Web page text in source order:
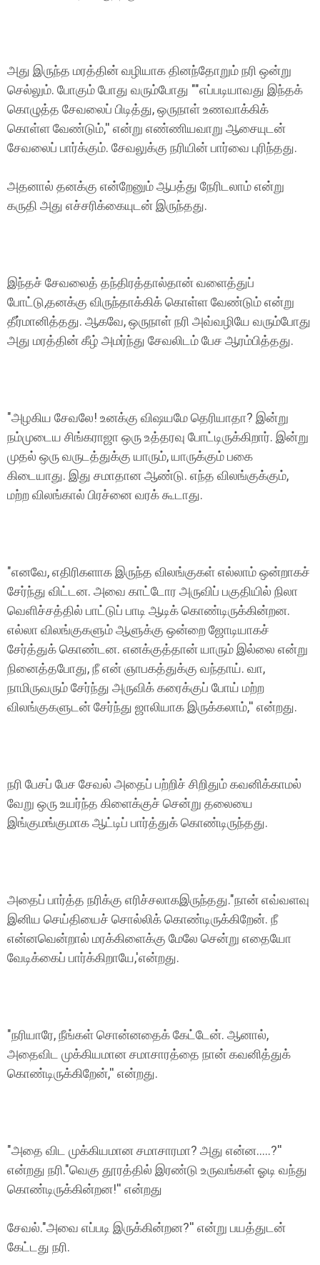
அது இருந்த மரத்தின் வழியாக தினந்தோறும் நரி ஒன்று
செல்லும். போகும் போது வரும்போது ""எப்படியாவது இந்தக்
கொழுத்த சேவலைப் பிடித்து, ஒருநாள் உணவாக்கிக்
கொள்ள வேண்டும்,'' என்று எண்ணியவாறு ஆசையுடன்
சேவலைப் பார்க்கும். சேவலுக்கு நரியின் பார்வை புரிந்தது.
அதனால் தனக்கு என்றேனும் ஆபத்து நேரிடலாம் என்று
கருதி அது எச்சரிக்கையுடன் இருந்தது.
இந்தச் சேவலைத் தந்திரத்தால்தான் வளைத்துப்
போட்டு,தனக்கு விருந்தாக்கிக் கொள்ள வேண்டும் என்று
தீர்மானித்தது. ஆகவே, ஒருநாள் நரி அவ்வழியே வரும்போது
அது மரத்தின் கீழ் அமர்ந்து சேவலிடம் பேச ஆரம்பித்தது.
"அழகிய சேவலே! உனக்கு விஷயமே தெரியாதா? இன்று
நம்முடைய சிங்கராஜா ஒரு உத்தரவு போட்டிருக்கிறார். இன்று
முதல் ஒரு வருடத்துக்கு யாரும், யாருக்கும் பகை
கிடையாது. இது சமாதான ஆண்டு. எந்த விலங்குக்கும்,
மற்ற விலங்கால் பிரச்னை வரக் கூடாது.
"எனவே, எதிரிகளாக இருந்த விலங்குகள் எல்லாம் ஒன்றாகச்
சேர்ந்து விட்டன. அவை காட்டோர அருவிப் பகுதியில் நிலா
வெளிச்சத்தில் பாட்டுப் பாடி ஆடிக் கொண்டிருக்கின்றன.
எல்லா விலங்குகளும் ஆளுக்கு ஒன்றை ஜோடியாகச்
சேர்த்துக் கொண்டன. எனக்குத்தான் யாரும் இல்லை என்று
நினைத்தபோது, நீ என் ஞாபகத்துக்கு வந்தாய். வா,
நாமிருவரும் சேர்ந்து அருவிக் கரைக்குப் போய் மற்ற
விலங்குகளுடன் சேர்ந்து ஜாலியாக இருக்கலாம்,'' என்றது.
நரி பேசப் பேச சேவல் அதைப் பற்றிச் சிறிதும் கவனிக்காமல்
வேறு ஒரு உயர்ந்த கிளைக்குச் சென்று தலையை
இங்குமங்குமாக ஆட்டிப் பார்த்துக் கொண்டிருந்தது.
அதைப் பார்த்த நரிக்கு எரிச்சலாகஇருந்தது."நான் எவ்வளவு
இனிய செய்தியைச் சொல்லிக் கொண்டிருக்கிறேன். நீ
என்னவென்றால் மரக்கிளைக்கு மேலே சென்று எதையோ
வேடிக்கைப் பார்க்கிறாயே,'என்றது.
"நரியாரே, நீங்கள் சொன்னதைக் கேட்டேன். ஆனால்,
அதைவிட முக்கியமான சமாசாரத்தை நான் கவனித்துக்
கொண்டிருக்கிறேன்,'' என்றது.
"அதை விட முக்கியமான சமாசாரமா? அது என்ன.....?''
என்றது நரி."வெகு தூரத்தில் இரண்டு உருவங்கள் ஓடி வந்து
கொண்டிருக்கின்றன!'' என்றது
சேவல்."அவை எப்படி இருக்கின்றன?'' என்று பயத்துடன்
கேட்டது நரி.